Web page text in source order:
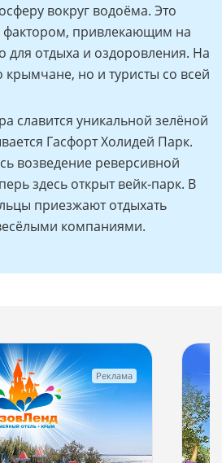
вокруг водоёма. Это
фактором, привлекающим на
для отдыха и оздоровления. На
крымчане, но и туристы со всей
славится уникальной зелёной
Гасфорт Холидей Парк.
возведение реверсивной
здесь открыт вейк-парк. В
приезжают отдыхать
компаниями.
Реклама